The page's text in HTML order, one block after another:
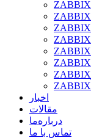
ZABBIX
ZABBIX
ZABBIX
ZABBIX
ZABBIX
ZABBIX
ZABBIX
ZABBIX
اخبار
مقالات
درباره‌ما
تماس با ما